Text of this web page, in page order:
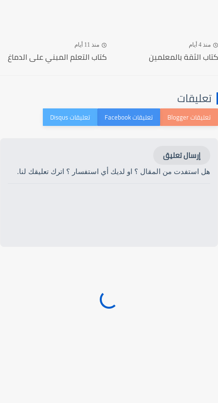
منذ 4 أيام
كتاب الثقة بالمعلمين
منذ 11 أيام
كتاب التعلم المبني على الدماغ
تعليقات
إرسال تعليق
هل استفدت من المقال ؟ او لديك أي استفسار ؟ اترك تعليقك لنا.